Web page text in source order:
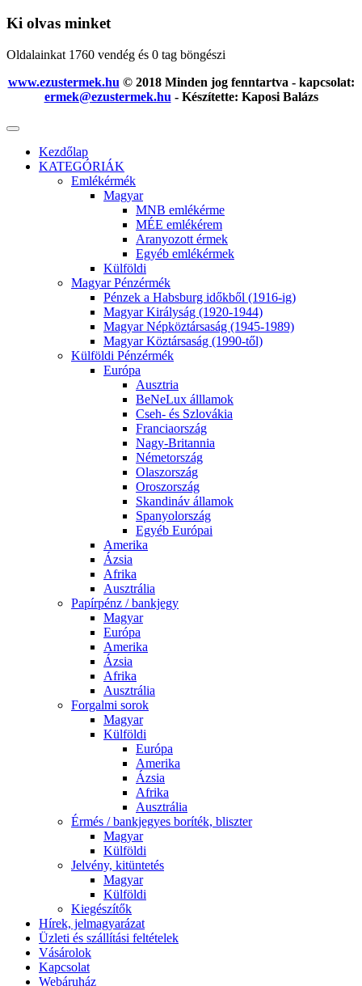
Ki olvas minket
Oldalainkat 1760 vendég és 0 tag böngészi
www.ezustermek.hu © 2018 Minden jog fenntartva - kapcsolat:
ermek@ezustermek.hu - Készítette: Kaposi Balázs
Kezdőlap
KATEGÓRIÁK
Emlékérmék
Magyar
MNB emlékérme
MÉE emlékérem
Aranyozott érmek
Egyéb emlékérmek
Külföldi
Magyar Pénzérmék
Pénzek a Habsburg időkből (1916-ig)
Magyar Királyság (1920-1944)
Magyar Népköztársaság (1945-1989)
Magyar Köztársaság (1990-től)
Külföldi Pénzérmék
Európa
Ausztria
BeNeLux álllamok
Cseh- és Szlovákia
Franciaország
Nagy-Britannia
Németország
Olaszország
Oroszország
Skandináv államok
Spanyolország
Egyéb Európai
Amerika
Ázsia
Afrika
Ausztrália
Papírpénz / bankjegy
Magyar
Európa
Amerika
Ázsia
Afrika
Ausztrália
Forgalmi sorok
Magyar
Külföldi
Európa
Amerika
Ázsia
Afrika
Ausztrália
Érmés / bankjegyes boríték, bliszter
Magyar
Külföldi
Jelvény, kitüntetés
Magyar
Külföldi
Kiegészítők
Hírek, jelmagyarázat
Üzleti és szállítási feltételek
Vásárolok
Kapcsolat
Webáruház